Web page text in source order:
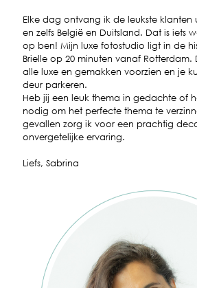
Elke dag ontvang ik de leukste klanten
en zelfs België en Duitsland. Dat is iets
op ben! Mijn luxe fotostudio ligt in de
Brielle op 20 minuten vanaf Rotterdam.
alle luxe en gemakken voorzien en je
deur parkeren.
Heb jij een leuk thema in gedachte of
nodig om het perfecte thema te
gevallen zorg ik voor een prachtig
onvergetelijke ervaring.
Liefs, Sabrina